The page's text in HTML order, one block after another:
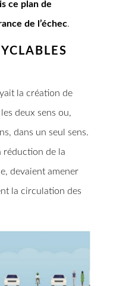
ce plan de
de l’échec.
la création de
deux sens ou,
dans un seul sens.
réduction de la
devaient amener
la circulation des